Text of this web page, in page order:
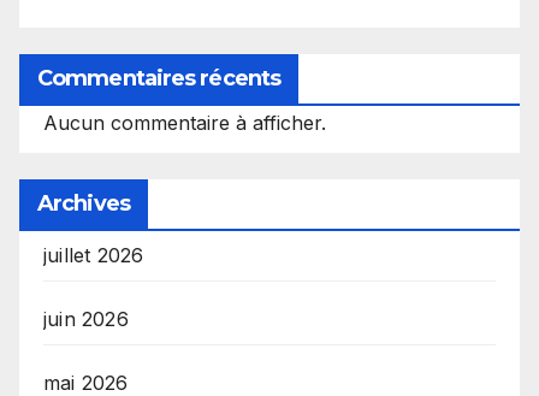
Commentaires récents
Aucun commentaire à afficher.
Archives
juillet 2026
juin 2026
mai 2026